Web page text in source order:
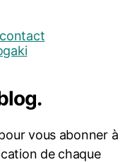
vous abonner à
de chaque